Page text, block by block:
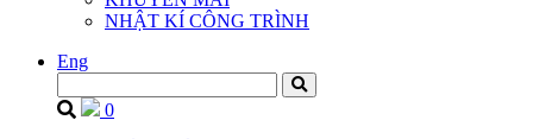
NHẬT KÍ CÔNG TRÌNH
Eng
0